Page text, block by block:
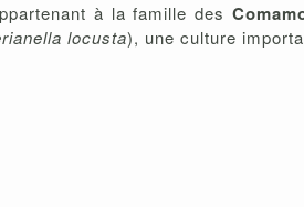
à la famille des
locusta), une culture